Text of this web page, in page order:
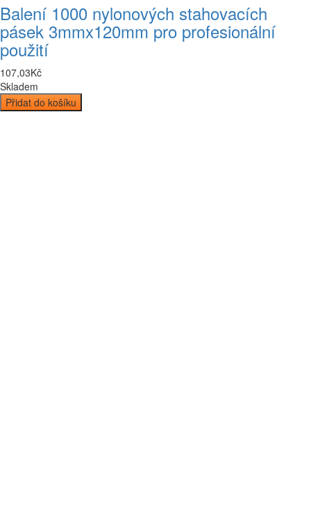
Balení 1000 nylonových stahovacích
pásek 3mmx120mm pro profesionální
použití
107,03Kč
Skladem
Přidat do košíku